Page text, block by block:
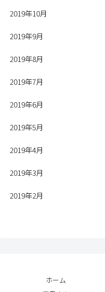
2019年10月
2019年9月
2019年8月
2019年7月
2019年6月
2019年5月
2019年4月
2019年3月
2019年2月
ホーム